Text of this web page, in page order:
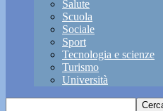
Salute
Scuola
Sociale
Sport
Tecnologia e scienze
Turismo
Università